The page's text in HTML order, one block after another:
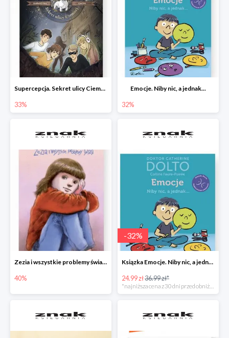
Supercepcja. Sekret ulicy Ciemnej
33%
Emocje. Niby nic, a jednak...
32%
Zezia i wszystkie problemy świata
40%
-32%
Ksiązka Emocje. Niby nic, a jednak... -32%
24.99 zł36.99 zł*
*najniższa cena z 30 dni przed obniżką